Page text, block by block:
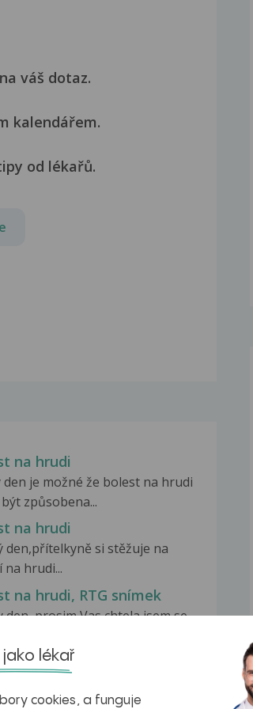
váš dotaz.
kalendářem.
od lékařů.
na hrudi
je možné že bolest na hrudi
způsobena...
na hrudi
den,přítelkyně si stěžuje na
na hrudi...
na hrudi, RTG snímek
den, prosim Vas chtela jsem se
lékař
cookies, a funguje